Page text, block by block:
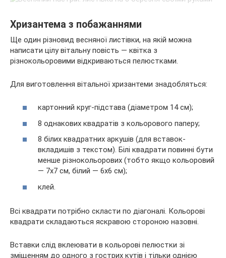
Хризантема з побажаннями
Ще один різновид весняної листівки, на якій можна
написати цілу вітальну повість — квітка з
різнокольоровими відкриваються пелюстками.
Для виготовлення вітальної хризантеми знадобляться:
картонний круг-підстава (діаметром 14 см);
8 однакових квадратів з кольорового паперу;
8 білих квадратних аркушів (для вставок-
вкладишів з текстом). Білі квадрати повинні бути
менше різнокольорових (тобто якщо кольоровий
— 7х7 см, білий — 6х6 см);
клей.
Всі квадрати потрібно скласти по діагоналі. Кольорові
квадрати складаються яскравою стороною назовні.
Вставки слід вклеювати в кольорові пелюстки зі
зміщенням до одного з гострих кутів і тільки однією